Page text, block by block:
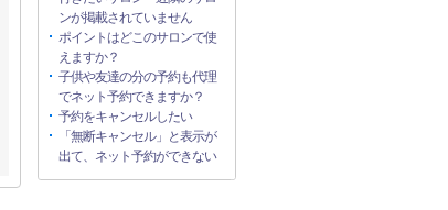
ンが掲載されていません
ポイントはどこのサロンで使
えますか？
子供や友達の分の予約も代理
でネット予約できますか？
予約をキャンセルしたい
「無断キャンセル」と表示が
出て、ネット予約ができない